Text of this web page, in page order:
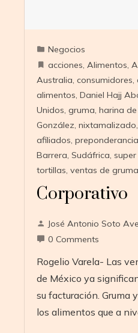
Negocios
acciones, Alimentos,
Australia, consumidores,
alimentos, Daniel Hajj
Unidos, gruma, harina
González, nixtamalizado,
afiliados, preponderancia
Barrera, Sudáfrica,
tortillas, ventas de gruma
Corporativo
José Antonio Soto
0 Comments
Rogelio Varela- Las
de México ya
su facturación. Gruma
los alimentos que a